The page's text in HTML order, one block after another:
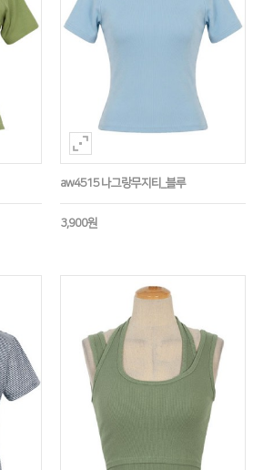
aw4515 나그랑무지티_블루
3,900원